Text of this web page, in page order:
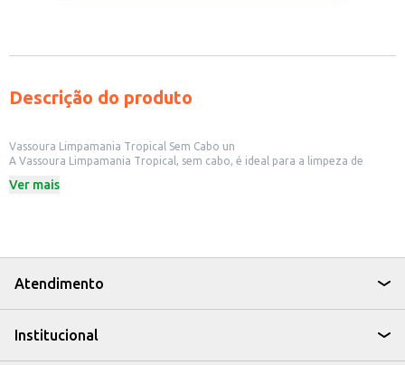
Descrição do produto
Vassoura Limpamania Tropical Sem Cabo un
A Vassoura Limpamania Tropical, sem cabo, é ideal para a limpeza de
para oferecer eficiência na remoção de sujeiras, poeiras e pequenos
Pode ser utilizada em pisos frios, como cerâmica e porcelanato.
Recomendada para a limpeza de áreas internas, como salas, quartos e
cozinhas.
Ver mais
Atendimento
Institucional